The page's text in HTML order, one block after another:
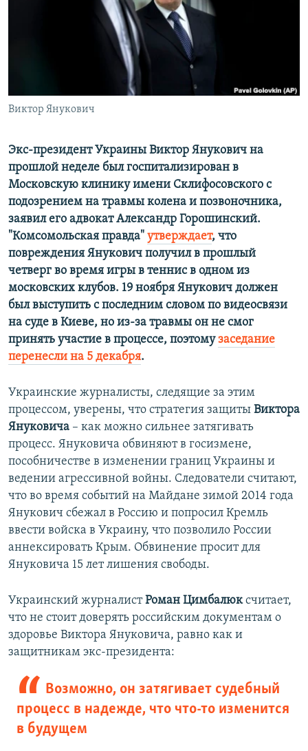
ПОБЕДИТЕЛЕЙ НЕ СУДЯТ?
КРЫМ.НЕПОКОРЕННЫЙ
УКРАИНСКАЯ ПРОБЛЕМА КРЫМА
Все сайты RFE/RL
Виктор Янукович
Экс-президент Украины Виктор Янукович на
прошлой неделе был госпитализирован в
Московскую клинику имени Склифосовского с
подозрением на травмы колена и позвоночника,
заявил его адвокат Александр Горошинский.
"Комсомольская правда" утверждает, что
повреждения Янукович получил в прошлый
четверг во время игры в теннис в одном из
московских клубов. 19 ноября Янукович должен
был выступить с последним словом по видеосвязи
на суде в Киеве, но из-за травмы он не смог
принять участие в процессе, поэтомузаседание
перенесли на 5 декабря.
Украинские журналисты, следящие за этим
процессом, уверены, что стратегия защиты Виктора
Януковича – как можно сильнее затягивать
процесс. Януковича обвиняют в госизмене,
пособничестве в изменении границ Украины и
ведении агрессивной войны. Следователи считают,
что во время событий на Майдане зимой 2014 года
Янукович сбежал в Россию и попросил Кремль
ввести войска в Украину, что позволило России
аннексировать Крым. Обвинение просит для
Януковича 15 лет лишения свободы.
Украинский журналистРоман Цимбалюксчитает,
что не стоит доверять российским документам о
здоровье Виктора Януковича, равно как и
защитникам экс-президента:
Возможно, он затягивает судебный
процесс в надежде, что что-то изменится
в будущем